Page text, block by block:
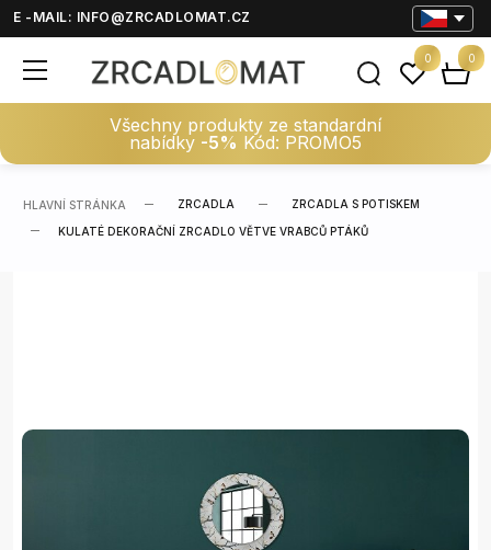
E -MAIL: INFO@ZRCADLOMAT.CZ
Všechny produkty ze standardní
nabídky -5% Kód: PROMO5
0 0
HLAVNÍ STRÁNKA ZRCADLA ZRCADLA S POTISKEM
KULATÉ DEKORAČNÍ ZRCADLO VĚTVE VRABCŮ PTÁKŮ